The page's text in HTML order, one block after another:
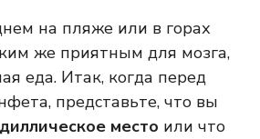
​​на пляже или в горах
же приятным для мозга,
еда. Итак, когда перед
представьте, что вы
место или что